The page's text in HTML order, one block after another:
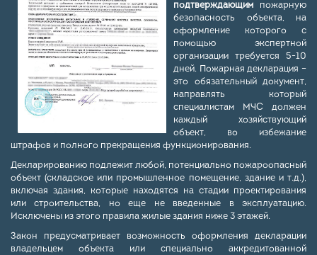
подтверждающим пожарную
безопасность объекта, на
оформление которого с
помощью экспертной
организации требуется 5-10
дней. Пожарная декларация –
это обязательный документ,
направлять который
специалистам МЧС должен
каждый хозяйствующий
объект, во избежание
штрафов и полного прекращения функционирования.
Декларированию подлежит любой, потенциально пожароопасный
объект (складское или промышленное помещение, здание и т.д.),
включая здания, которые находятся на стадии проектирования
или строительства, но еще не введенные в эксплуатацию.
Исключены из этого правила жилые здания ниже 3 этажей.
Закон предусматривает возможность оформления декларации
владельцем объекта или специально аккредитованной